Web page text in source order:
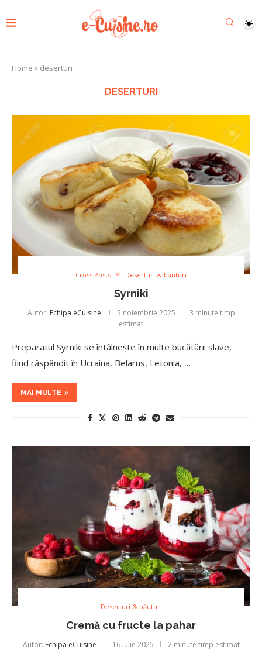
Home » deserturi
DESERTURI
Cross Posts Deserturi & băuturi
Syrniki
Autor: Echipa eCuisine 5 noiembrie 2025
3 minute timp
estimat
Preparatul Syrniki se întâlnește în multe bucătării slave,
fiind răspândit în Ucraina, Belarus, Letonia, …
MAI MULTE
Deserturi & băuturi
Cremă cu fructe la pahar
Autor: Echipa eCuisine 16 iulie 2025 2 minute timp estimat